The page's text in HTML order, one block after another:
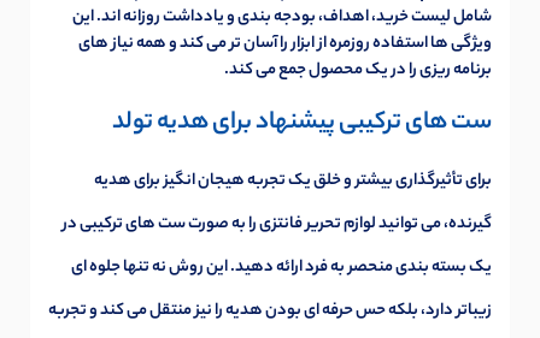
شامل لیست خرید، اهداف، بودجه بندی و یادداشت روزانه اند. این
ویژگی ها استفاده روزمره از ابزار را آسان تر می کند و همه نیاز های
برنامه ریزی را در یک محصول جمع می کند.
ست های ترکیبی پیشنهاد برای هدیه تولد
برای تأثیرگذاری بیشتر و خلق یک تجربه هیجان انگیز برای هدیه
گیرنده، می توانید لوازم تحریر فانتزی را به صورت ست های ترکیبی در
یک بسته بندی منحصر به فرد ارائه دهید. این روش نه تنها جلوه ای
زیباتر دارد، بلکه حس حرفه ای بودن هدیه را نیز منتقل می کند و تجربه